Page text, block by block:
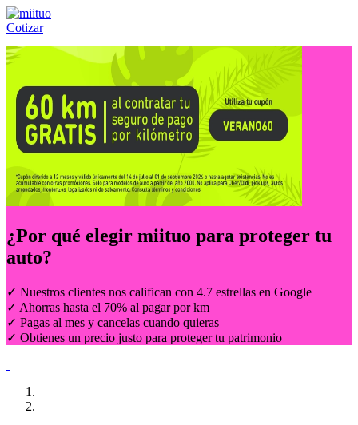
Cotizar
Llámanos al:(55) 84-21-05-00 ó
¿Por qué elegir miituo para proteger tu
auto?
✓ Nuestros clientes nos califican con 4.7 estrellas en Google
✓ Ahorras hasta el 70% al pagar por km
✓ Pagas al mes y cancelas cuando quieras
✓ Obtienes un precio justo para proteger tu patrimonio